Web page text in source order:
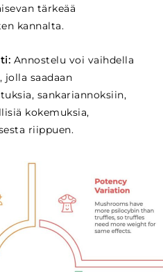
tärkeää
kannalta.
Annostelu voi vaihdella
jolla saadaan
sankariannoksiin,
kokemuksia,
riippuen.